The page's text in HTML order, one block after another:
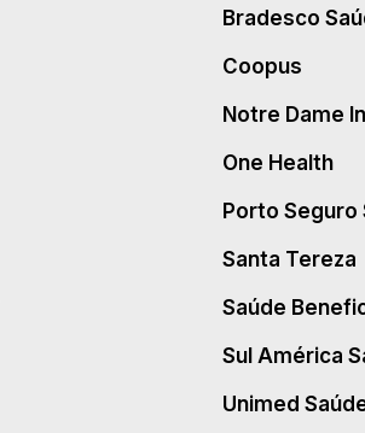
Bradesco
Coopus
Notre Dame
One Health
Porto Seguro
Santa Tereza
Saúde
Sul América
Unimed